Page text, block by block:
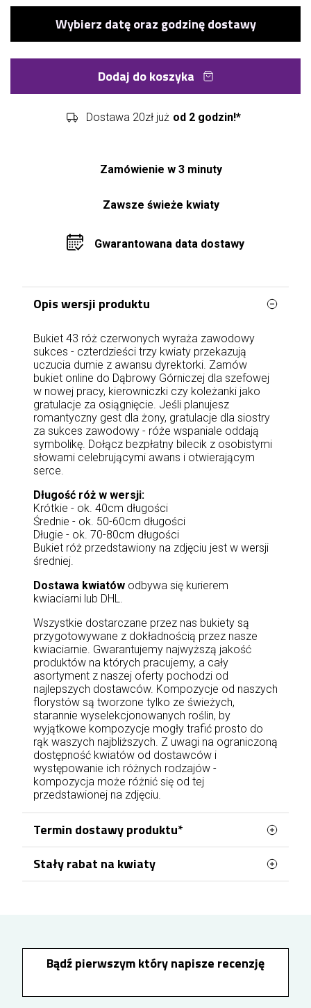
Dodaj do koszyka
Dostawa 20zł już od 2 godzin!*
Zamówienie w 3 minuty
Zawsze świeże kwiaty
Gwarantowana data dostawy
Opis wersji produktu
Bukiet 43 róż czerwonych wyraża zawodowy
sukces - czterdzieści trzy kwiaty przekazują
uczucia dumie z awansu dyrektorki. Zamów
bukiet online do Dąbrowy Górniczej dla szefowej
w nowej pracy, kierowniczki czy koleżanki jako
gratulacje za osiągnięcie. Jeśli planujesz
romantyczny gest dla żony, gratulacje dla siostry
za sukces zawodowy - róże wspaniale oddają
symbolikę. Dołącz bezpłatny bilecik z osobistymi
słowami celebrującymi awans i otwierającym
serce.
Długość róż w wersji:
Krótkie - ok. 40cm długości
Średnie - ok. 50-60cm długości
Długie - ok. 70-80cm długości
Bukiet róż przedstawiony na zdjęciu jest w wersji
średniej.
Dostawa kwiatów odbywa się kurierem
kwiaciarni lub DHL.
Wszystkie dostarczane przez nas bukiety są
przygotowywane z dokładnością przez nasze
kwiaciarnie. Gwarantujemy najwyższą jakość
produktów na których pracujemy, a cały
asortyment z naszej oferty pochodzi od
najlepszych dostawców. Kompozycje od naszych
florystów są tworzone tylko ze świeżych,
starannie wyselekcjonowanych roślin, by
wyjątkowe kompozycje mogły trafić prosto do
rąk waszych najbliższych. Z uwagi na ograniczoną
dostępność kwiatów od dostawców i
występowanie ich różnych rodzajów -
kompozycja może różnić się od tej
przedstawionej na zdjęciu.
Termin dostawy produktu*
Zamówienia na terenie Dąbrowy Górniczej
realizowane są przez naszą lokalną kwiaciarnię,
od poniedziałku do piątkudo godziny 17:00
mogą zostać doręczone jeszcze tego samego
rozpoczyna się najwcześniej po 2 godzinach od
Stały rabat na kwiaty
zamówieniach. Rabat rośnie wraz z kolejnymi
zamówieniami i może osiągnąć maksymalnie
Dąbrowie Górniczej staje się jeszcze bardziej
Bądź pierwszym który napisze recenzję